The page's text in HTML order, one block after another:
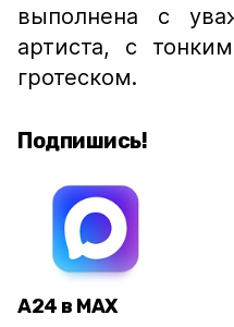
выполнена с
артиста, с
гротеском.
Подпишись!
А24 в MAX